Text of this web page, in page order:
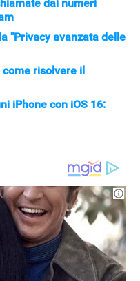
dai numeri
"Privacy avanzata delle
risolvere il
iPhone con iOS 16: